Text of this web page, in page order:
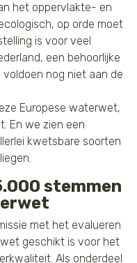
het oppervlakte- en
op orde moet
is voor veel
een behoorlijke
nog niet aan de
Europese waterwet,
En we zien een
kwetsbare soorten
stemmen
met het evalueren
geschikt is voor het
Als onderdeel